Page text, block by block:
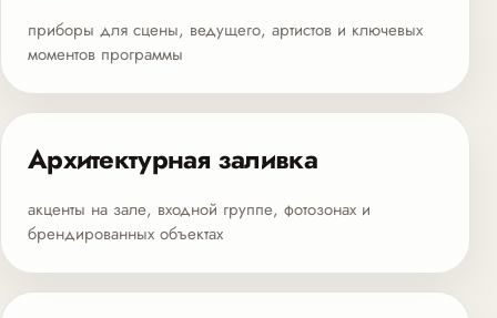
приборы для сцены, ведущего, артистов и ключевых
моментов программы
Архитектурная заливка
акценты на зале, входной группе, фотозонах и
брендированных объектах